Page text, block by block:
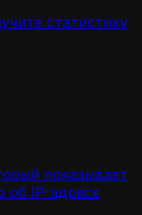
статистику
показывает
IP-адресе